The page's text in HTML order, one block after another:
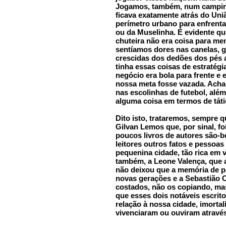
Jogamos, também, num
ficava exatamente atrás do
perímetro urbano para
ou da Muselinha. É evidente
chuteira não era coisa para
sentíamos dores nas canelas,
crescidas dos dedões dos pés
tinha essas coisas de
negócio era bola para frente e
nossa meta fosse vazada.
nas escolinhas de futebol,
alguma coisa em termos de
Dito isto, trataremos, sempre
Gilvan Lemos que, por sinal,
poucos livros de autores são-
leitores outros fatos e
pequenina cidade, tão rica em
também, a Leone Valença,
não deixou que a memória de
novas gerações e a Sebastião
costados, não os copiando,
que esses dois notáveis
relação à nossa cidade,
vivenciaram ou ouviram